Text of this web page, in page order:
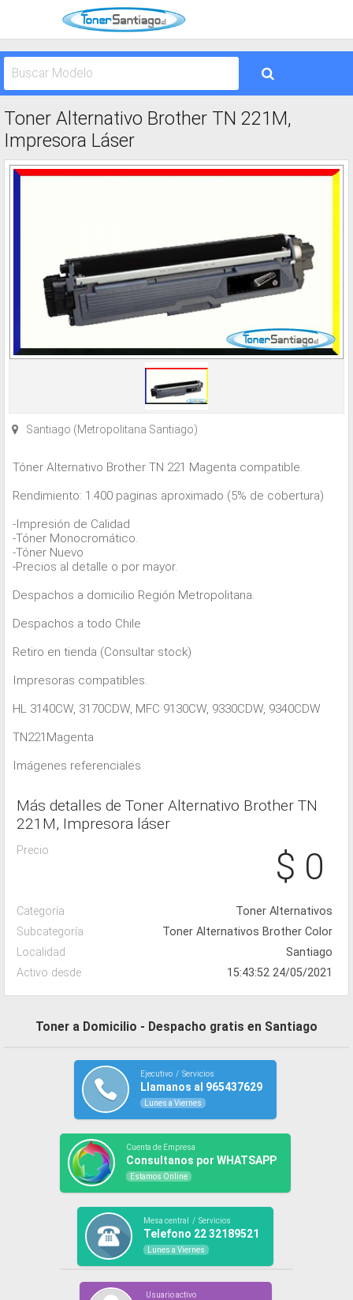
Toner Alternativo Brother TN 221M,
Impresora Láser
Santiago (Metropolitana Santiago)
Tóner Alternativo Brother TN 221 Magenta compatible.
Rendimiento: 1.400 paginas aproximado (5% de cobertura)
-Impresión de Calidad
-Tóner Monocromático.
-Tóner Nuevo
-Precios al detalle o por mayor.
Despachos a domicilio Región Metropolitana.
Despachos a todo Chile
Retiro en tienda (Consultar stock)
Impresoras compatibles.
HL 3140CW, 3170CDW, MFC 9130CW, 9330CDW, 9340CDW
TN221Magenta
Imágenes referenciales
Más detalles de Toner Alternativo Brother TN
221M, Impresora láser
Precio $ 0
Categoría
Toner Alternativos
Subcategoría
Toner Alternativos Brother Color
Localidad
Santiago
Activo desde
15:43:52 24/05/2021
Toner a Domicilio - Despacho gratis en Santiago
Ejecutivo / Servicios
Llamanos al 965437629
Lunes a Viernes
Cuenta de Empresa
Consultanos por WHATSAPP
Estamos Online
Mesa central / Servicios
Telefono 22 32189521
Lunes a Viernes
Usuario activo